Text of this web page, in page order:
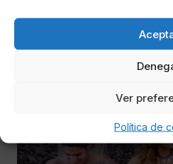
Ver
Política de
Los participantes de